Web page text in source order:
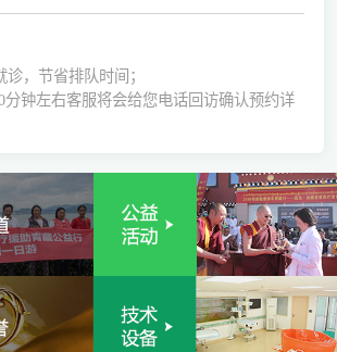
诊，节省排队时间；
分钟左右客服将会给您电话回访确认预约详